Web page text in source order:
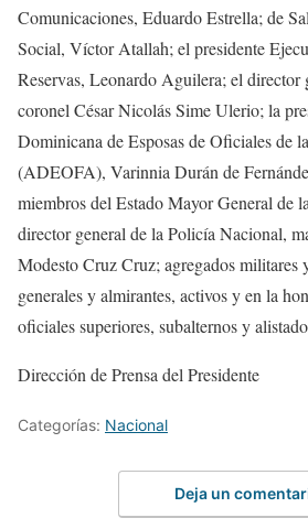
Comunicaciones, Eduardo Estrella; de
Social, Víctor Atallah; el presidente
Reservas, Leonardo Aguilera; el
coronel César Nicolás Sime Ulerio; la
Dominicana de Esposas de Oficiales de
(ADEOFA), Varinnia Durán de
miembros del Estado Mayor General de
director general de la Policía Nacional,
Modesto Cruz Cruz; agregados militares
generales y almirantes, activos y en la
oficiales superiores, subalternos y
Dirección de Prensa del Presidente
Categorías: Nacional
Deja un